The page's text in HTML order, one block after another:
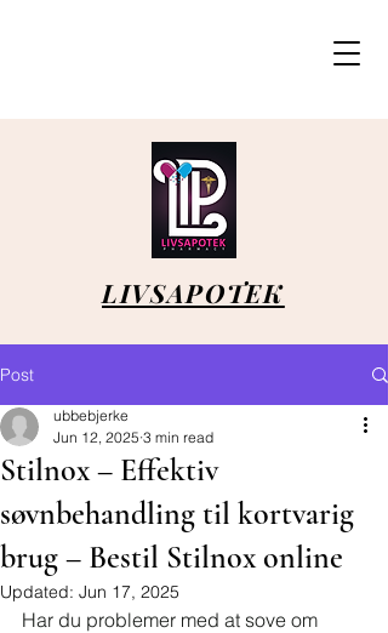
LIVSAPOTEK
Post
Stilnox – Effektiv
søvnbehandling til kortvarig
brug – Bestil Stilnox online
ubbebjerke
Jun 12, 2025 3 min read
Updated: Jun 17, 2025
Har du problemer med at sove om